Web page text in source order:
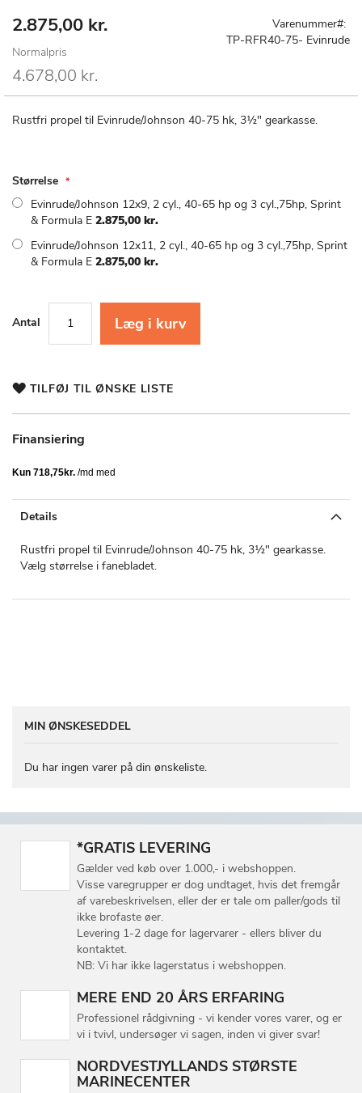
Special
2.875,00 kr.
Normalpris
4.678,00 kr.
Varenummer
TP-RFR40-75- Evinrude
Rustfri propel til Evinrude/Johnson 40-75 hk, 3½" gearkasse.
Størrelse
Evinrude/Johnson 12x9, 2 cyl., 40-65 hp og 3 cyl.,75hp, Sprint
& Formula E 2.875,00 kr.
Evinrude/Johnson 12x11, 2 cyl., 40-65 hp og 3 cyl.,75hp, Sprint
& Formula E 2.875,00 kr.
Antal Læg i kurv
TILFØJ TIL ØNSKE LISTE
Finansiering
Gå
starten
af
billedgalleriet
Details
Rustfri propel til Evinrude/Johnson 40-75 hk, 3½" gearkasse.
Vælg størrelse i fanebladet.
MIN ØNSKESEDDEL
Du har ingen varer på din ønskeliste.
*GRATIS LEVERING
Gælder ved køb over 1.000,- i webshoppen.
Visse varegrupper er dog undtaget, hvis det fremgår
af varebeskrivelsen, eller der er tale om paller/gods til
ikke brofaste øer.
Levering 1-2 dage for lagervarer - ellers bliver du
kontaktet.
NB: Vi har ikke lagerstatus i webshoppen.
MERE END 20 ÅRS ERFARING
Professionel rådgivning - vi kender vores varer, og er
vi i tvivl, undersøger vi sagen, inden vi giver svar!
NORDVESTJYLLANDS STØRSTE
MARINECENTER